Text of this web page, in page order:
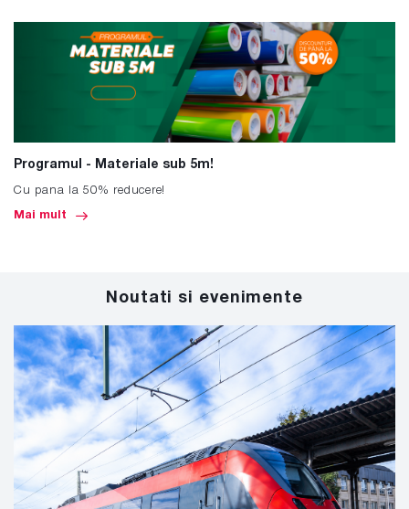
Programul - Materiale sub 5m!
Cu pana la 50% reducere!
Mai mult
Noutati si evenimente